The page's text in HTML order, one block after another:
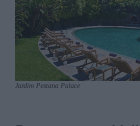
Jardim Pestana Palace